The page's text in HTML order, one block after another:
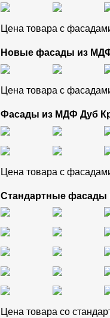
Цена товара с
Новые фасады из
Цена товара с
Фасады из МДФ Дуб
Цена товара с
Стандартные
Цена товара cо